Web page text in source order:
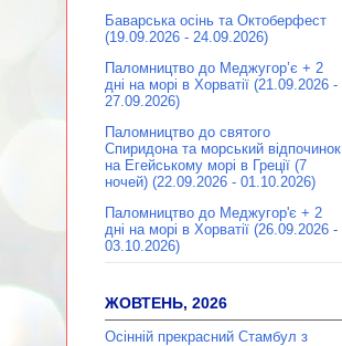
Баварська осінь та Октоберфест
(19.09.2026 - 24.09.2026)
Паломництво до Меджугор’є + 2
дні на морі в Хорватії (21.09.2026 -
27.09.2026)
Паломництво до святого
Спиридона та морський відпочинок
на Егейському морі в Греції (7
ночей) (22.09.2026 - 01.10.2026)
Паломництво до Меджугор'є + 2
дні на морі в Хорватії (26.09.2026 -
03.10.2026)
ЖОВТЕНЬ, 2026
Осінній прекрасний Стамбул з